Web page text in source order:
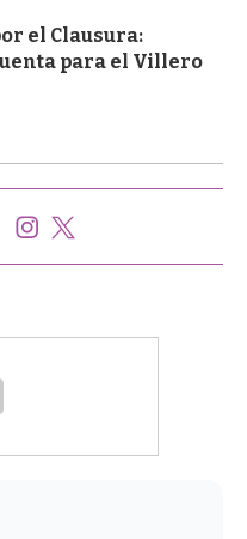
el Clausura:
para el Villero